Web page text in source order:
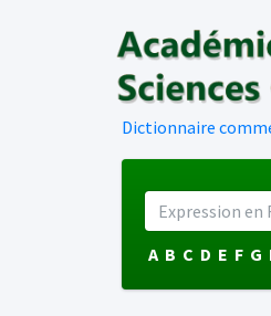
Dictionnaire
A B C D E F G